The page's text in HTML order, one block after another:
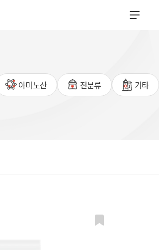
아미노산 전분류
기타